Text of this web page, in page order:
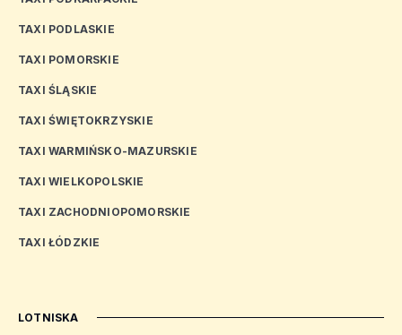
TAXI PODLASKIE
TAXI POMORSKIE
TAXI ŚLĄSKIE
TAXI ŚWIĘTOKRZYSKIE
TAXI WARMIŃSKO-MAZURSKIE
TAXI WIELKOPOLSKIE
TAXI ZACHODNIOPOMORSKIE
TAXI ŁÓDZKIE
LOTNISKA